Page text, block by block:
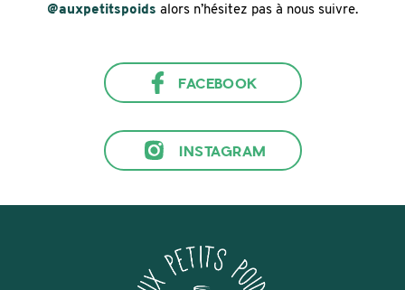
@auxpetitspoids alors n’hésitez pas à nous suivre.
FACEBOOK
INSTAGRAM